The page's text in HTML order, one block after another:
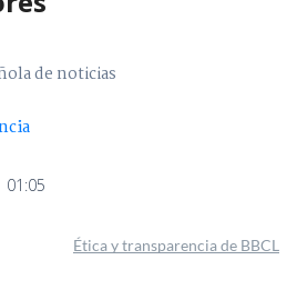
de noticias
01:05
Ética y transparencia de BBCL